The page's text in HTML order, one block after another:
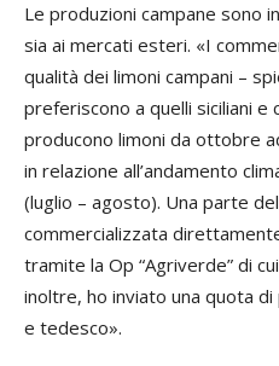
Le produzioni campane sono
sia ai mercati esteri. «I
qualità dei limoni campani –
preferiscono a quelli siciliani e
producono limoni da ottobre
in relazione all’andamento
(luglio – agosto). Una parte
commercializzata
tramite la Op “Agriverde” di
inoltre, ho inviato una quota
e tedesco».